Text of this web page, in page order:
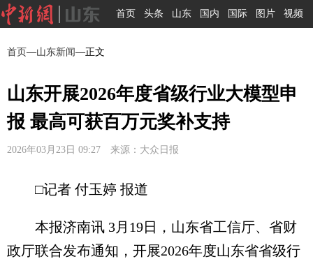
首页 头条 山东 国内 国际 图片 视频
首页—山东新闻—正文
山东开展2026年度省级行业大模型申
报 最高可获百万元奖补支持
2026年03月23日 09:27 来源：大众日报
□记者 付玉婷 报道
本报济南讯 3月19日，山东省工信厅、省财
政厅联合发布通知，开展2026年度山东省省级行